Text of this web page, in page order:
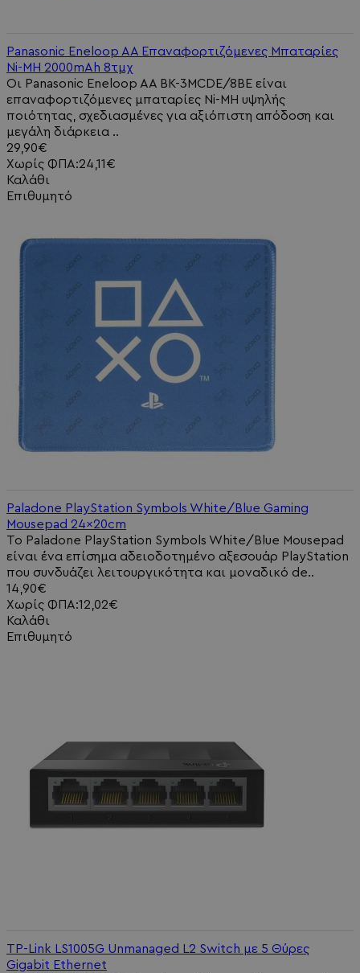
Panasonic Eneloop AA Επαναφορτιζόμενες Μπαταρίες
Ni-MH 2000mAh 8τμχ
Οι Panasonic Eneloop AA BK-3MCDE/8BE είναι
επαναφορτιζόμενες μπαταρίες Ni-MH υψηλής
ποιότητας, σχεδιασμένες για αξιόπιστη απόδοση και
μεγάλη διάρκεια ..
29,90€
Χωρίς ΦΠΑ:24,11€
Καλάθι
Επιθυμητό
Paladone PlayStation Symbols White/Blue Gaming
Mousepad 24x20cm
Το Paladone PlayStation Symbols White/Blue Mousepad
είναι ένα επίσημα αδειοδοτημένο αξεσουάρ PlayStation
που συνδυάζει λειτουργικότητα και μοναδικό de..
14,90€
Χωρίς ΦΠΑ:12,02€
Καλάθι
Επιθυμητό
TP-Link LS1005G Unmanaged L2 Switch με 5 Θύρες
Gigabit Ethernet